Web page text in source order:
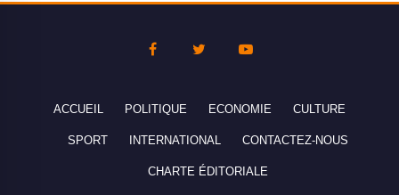
ACCUEIL POLITIQUE ECONOMIE CULTURE
SPORT INTERNATIONAL CONTACTEZ-NOUS
CHARTE ÉDITORIALE